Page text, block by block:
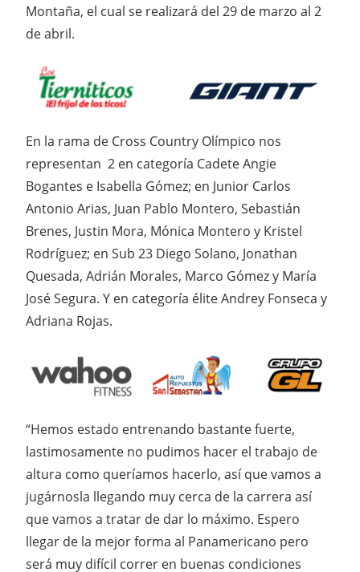
Montaña, el cual se realizará del 29 de marzo al 2
de abril.
En la rama de Cross Country Olímpico nos
representan 2 en categoría Cadete Angie
Bogantes e Isabella Gómez; en Junior Carlos
Antonio Arias, Juan Pablo Montero, Sebastián
Brenes, Justin Mora, Mónica Montero y Kristel
Rodríguez; en Sub 23 Diego Solano, Jonathan
Quesada, Adrián Morales, Marco Gómez y María
José Segura. Y en categoría élite Andrey Fonseca y
Adriana Rojas.
“Hemos estado entrenando bastante fuerte,
lastimosamente no pudimos hacer el trabajo de
altura como queríamos hacerlo, así que vamos a
jugárnosla llegando muy cerca de la carrera así
que vamos a tratar de dar lo máximo. Espero
llegar de la mejor forma al Panamericano pero
será muy difícil correr en buenas condiciones